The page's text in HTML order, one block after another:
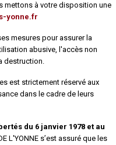
mettons à votre disposition une
yonne.fr
mesures pour assurer la
abusive, l'accès non
destruction.
est strictement réservé aux
dans le cadre de leurs
du 6 janvier 1978 et au
L'YONNE s’est assuré que les